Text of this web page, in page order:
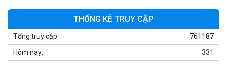
Xe ô tô điện trẻ em địa hình M666
THỐNG KÊ TRUY CẬP
761187
Tổng truy cập:
331
Hôm nay: